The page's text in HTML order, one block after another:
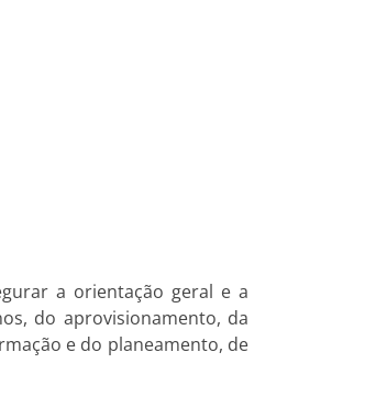
a orientação geral e a
do aprovisionamento, da
e do planeamento, de